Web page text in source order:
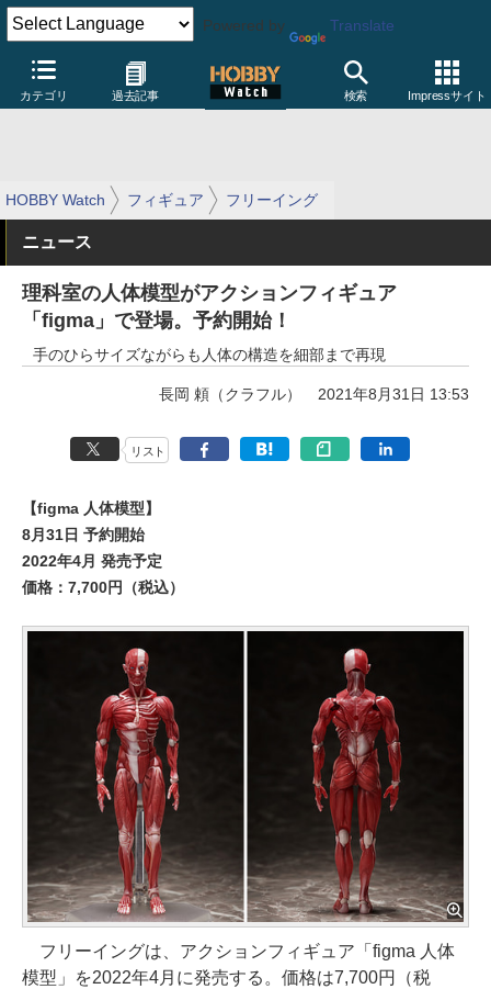
Powered by Translate
カテゴリ 過去記事 検索 Impressサイト
HOBBY Watch フィギュア フリーイング
ニュース
理科室の人体模型がアクションフィギュア
「figma」で登場。予約開始！
手のひらサイズながらも人体の構造を細部まで再現
長岡 頼（クラフル） 2021年8月31日 13:53
リスト
【figma 人体模型】
8月31日 予約開始
2022年4月 発売予定
価格：7,700円（税込）
フリーイングは、アクションフィギュア「figma 人体
模型」を2022年4月に発売する。価格は7,700円（税